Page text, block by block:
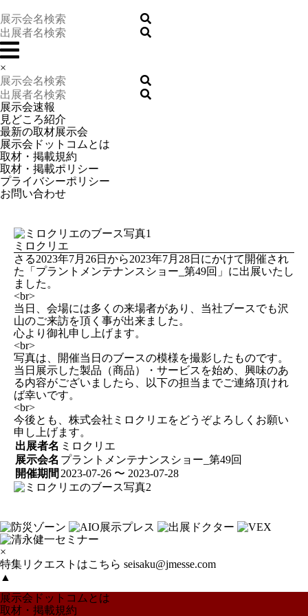
×
展示会速報
見どころ紹介
最新の取材展示会
展示会ドットコムとは
取材・掲載規約
取材・掲載ポリシー
プライバシーポリシー
お問い合わせ
ミロクリエ
さる2023年7月26日から2023年7月28日にかけて開催され
た「プラントメンテナンスショー_第49回」に出展いたし
ました。
<br>
当日、会場には多くの来場者があり、当社ブースでも沢
山のご来訪を頂く事が出来ました。
心より御礼申し上げます。
<br>
写真は、開催当日のブースの模様を撮影したものです。
当日展示した製品（商品）・サービスを始め、興味のあ
る内容がございましたら、以下の担当までご連絡頂けれ
ば幸いです。
<br>
今後とも、株式会社ミロクリエをどうぞよろしくお願い
申し上げます。
出展者名 ミロクリエ
展示会名 プラントメンテナンスショー_第49回
開催期間 2023-07-26 〜 2023-07-28
×
特集リクエストはこちら seisaku@jmesse.com
展示会ドットコムとは
取材・掲載規約
▲